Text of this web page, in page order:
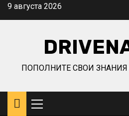
Перейти
9 августа 2026
ПОПОЛНИТЕ СВОИ
Основное